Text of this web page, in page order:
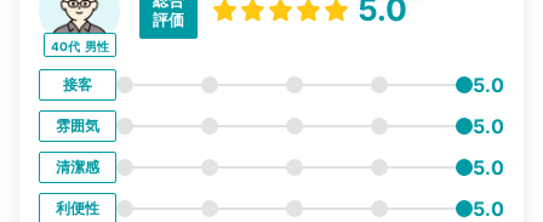
40代 男性
評価
5.0
接客 5.0
雰囲気 5.0
清潔感 5.0
利便性 5.0